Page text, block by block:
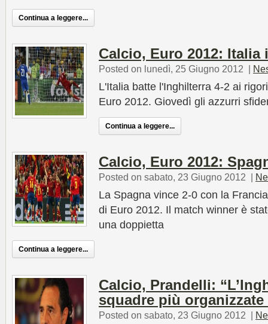
Continua a leggere...
Calcio, Euro 2012: Italia
Posted on lunedì, 25 Giugno 2012 |
L'Italia batte l'Inghilterra 4-2 ai
Euro 2012. Giovedì gli azzurri
Continua a leggere...
Calcio, Euro 2012:
Posted on sabato, 23 Giugno 2012 |
La Spagna vince 2-0 con la
di Euro 2012. Il match winner è
una doppietta
Continua a leggere...
Calcio, Prandelli:
squadre più organizzate
Posted on sabato, 23 Giugno 2012 |